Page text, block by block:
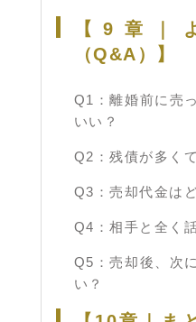
【9章｜
（Q&A）】
Q1：離婚前に売
いい？
Q2：残債が多く
Q3：売却代金は
Q4：相手と全く
Q5：売却後、次
い？